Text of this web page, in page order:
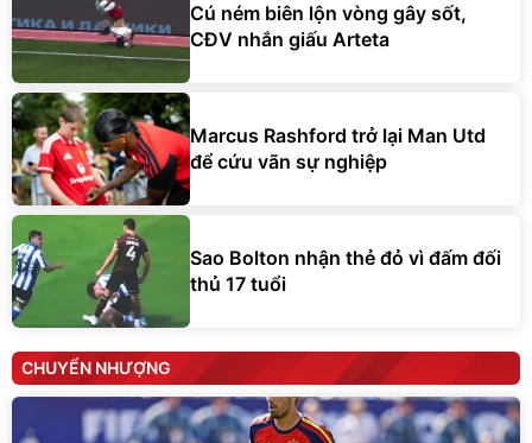
Cú ném biên lộn vòng gây sốt,
CĐV nhắn giấu Arteta
Marcus Rashford trở lại Man Utd
để cứu vãn sự nghiệp
Sao Bolton nhận thẻ đỏ vì đấm đối
thủ 17 tuổi
CHUYỂN NHƯỢNG